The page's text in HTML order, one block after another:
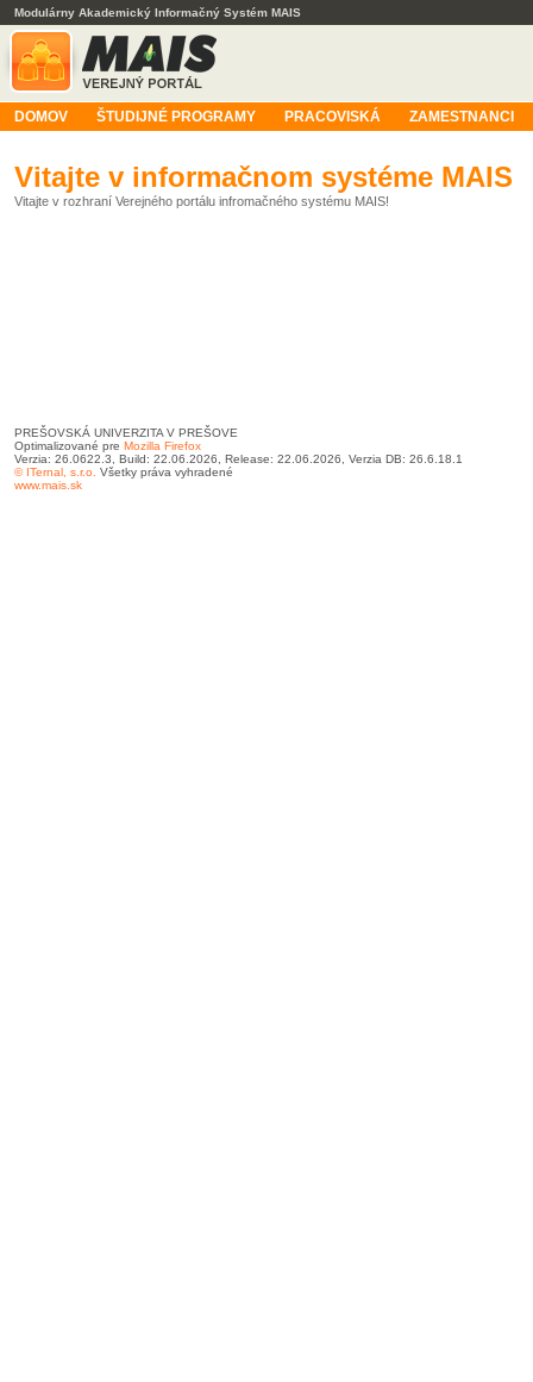
Modulárny Akademický Informačný Systém MAIS
DOMOV ŠTUDIJNÉ PROGRAMY PRACOVISKÁ ZAMESTNANCI
Vitajte v informačnom systéme MAIS
Vitajte v rozhraní Verejného portálu infromačného systému MAIS!
PREŠOVSKÁ UNIVERZITA V PREŠOVE
Optimalizované pre Mozilla Firefox
Verzia: 26.0622.3, Build: 22.06.2026, Release: 22.06.2026, Verzia DB: 26.6.18.1
© ITernal, s.r.o. Všetky práva vyhradené
www.mais.sk